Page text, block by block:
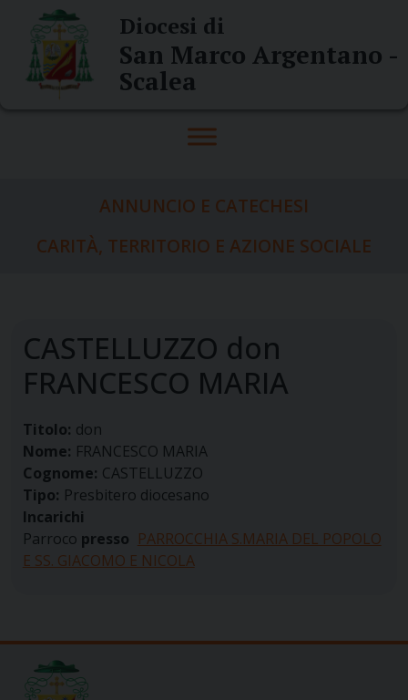
content
Diocesi di
San Marco Argentano -
Scalea
ANNUNCIO E CATECHESI
CARITÀ, TERRITORIO E AZIONE SOCIALE
CASTELLUZZO don
FRANCESCO MARIA
Titolo: don
Nome: FRANCESCO MARIA
Cognome: CASTELLUZZO
Tipo: Presbitero diocesano
Incarichi
Parroco presso PARROCCHIA S.MARIA DEL POPOLO
E SS. GIACOMO E NICOLA